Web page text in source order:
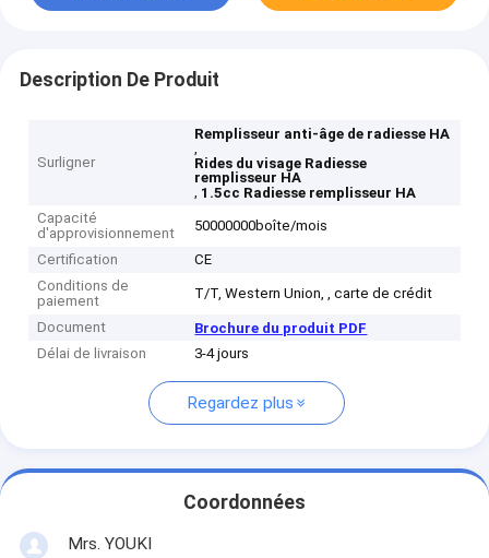
Description De Produit
Surligner
Remplisseur anti-âge de radiesse HA
,
Rides du visage Radiesse
remplisseur HA
, 1.5cc Radiesse remplisseur HA
Capacité
d'approvisionnement
50000000boîte/mois
Certification
CE
Conditions de
paiement
T/T, Western Union, , carte de crédit
Document
Brochure du produit PDF
Délai de livraison
3-4 jours
Regardez plus
Coordonnées
Mrs. YOUKI